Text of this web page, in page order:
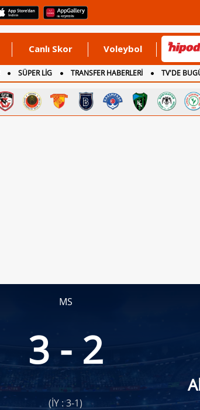
Canlı Skor Voleybol
SÜPER LİG TRANSFER HABERLERİ TV'DE
MS
3 - 2
(İY : 3-1)